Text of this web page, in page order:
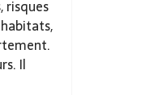
risques
Il